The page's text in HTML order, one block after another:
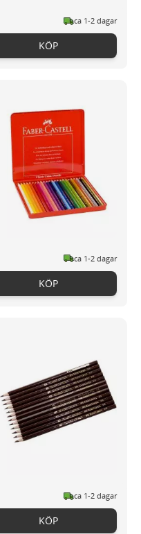
ca 1-2 dagar
KÖP
ca 1-2 dagar
KÖP
ca 1-2 dagar
KÖP